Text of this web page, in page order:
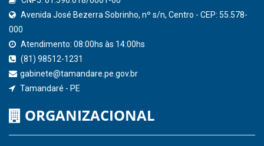
QEdu
Consultar Convênios
Receber Informações sobre novos Repasses
Hora:06:56/ Sexta-Feira,07 de agosto
de 2026